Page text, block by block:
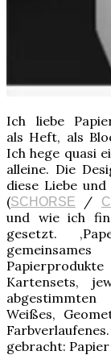
Ich liebe
als Heft, als
Ich hege quasi
alleine. Die
diese Liebe
(SCHORSE /
und wie ich
gesetzt.
Kartensets,
Weißes,
gebracht: